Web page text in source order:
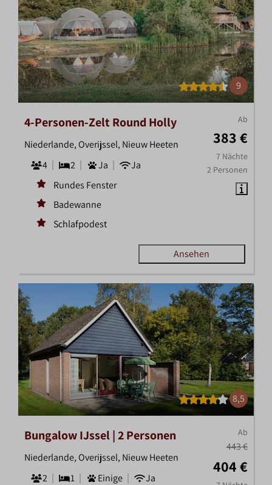
9
Ab
383 €
7 Nächte
2 Personen
4-Personen-Zelt Round Holly
Niederlande, Overijssel, Nieuw Heeten
4
2 Ja
Ja
Rundes Fenster
Badewanne
Schlafpodest
Ansehen
8,5
Ab
443 €
404 €
Bungalow IJssel | 2 Personen
Niederlande, Overijssel, Nieuw Heeten
2
1 Einige Ja